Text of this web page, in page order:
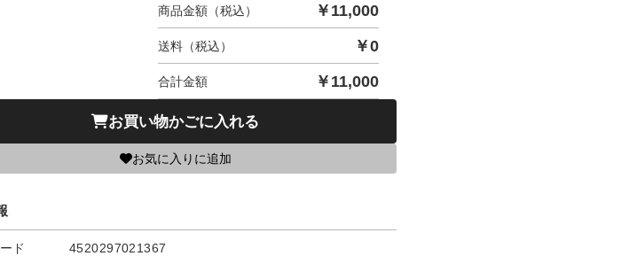
商品金額（税込） ￥ 11,000
送料（税込） ￥0
合計金額 ￥ 11,000
お買い物かごに入れる
お気に入りに追加
ド 4520297021367